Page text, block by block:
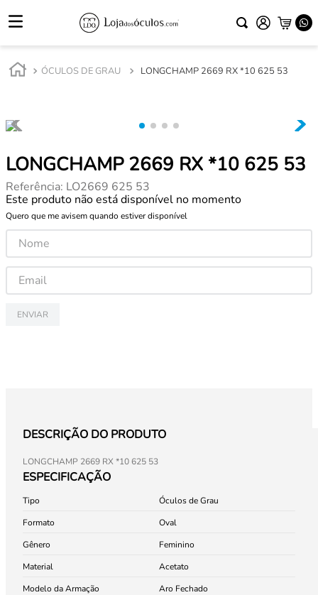
ÓCULOS DE GRAU LONGCHAMP 2669 RX *10 625 53
LONGCHAMP 2669 RX *10 625 53
Referência: LO2669 625 53
Este produto não está disponível no momento
Quero que me avisem quando estiver disponível
ENVIAR
DESCRIÇÃO DO PRODUTO
LONGCHAMP 2669 RX *10 625 53
ESPECIFICAÇÃO
Tipo
Óculos de Grau
Formato
Oval
Gênero
Feminino
Material
Acetato
Modelo da Armação
Aro Fechado